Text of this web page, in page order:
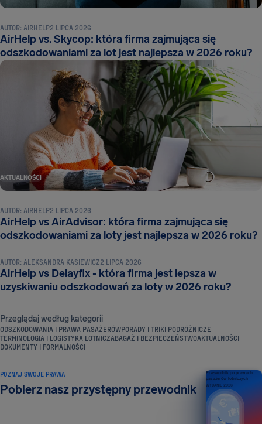
AUTOR: AIRHELP2 LIPCA 2026
AirHelp vs. Skycop: która firma zajmująca się
odszkodowaniami za lot jest najlepsza w 2026 roku?
AKTUALNOŚCI
AUTOR: AIRHELP2 LIPCA 2026
AirHelp vs AirAdvisor: która firma zajmująca się
odszkodowaniami za loty jest najlepsza w 2026 roku?
AKTUALNOŚCI
AUTOR: ALEKSANDRA KASIEWICZ2 LIPCA 2026
AirHelp vs Delayfix - która firma jest lepsza w
uzyskiwaniu odszkodowań za loty w 2026 roku?
Przeglądaj według kategorii
ODSZKODOWANIA I PRAWA PASAŻERÓWPORADY I TRIKI PODRÓŻNICZE
TERMINOLOGIA I LOGISTYKA LOTNICZABAGAŻ I BEZPIECZEŃSTWOAKTUALNOŚCI
DOKUMENTY I FORMALNOŚCI
POZNAJ SWOJE PRAWA
Pobierz nasz przystępny przewodnik
Przewodnik po prawach
pasażerów lotniczych
WYDANIE 2026